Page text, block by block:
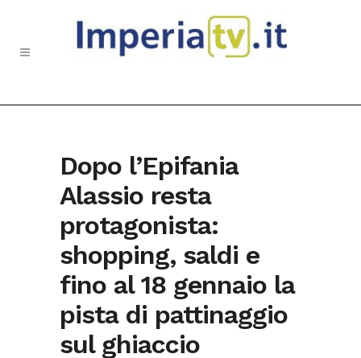
Dopo l’Epifania
Alassio resta
protagonista:
shopping, saldi e
fino al 18 gennaio la
pista di pattinaggio
sul ghiaccio